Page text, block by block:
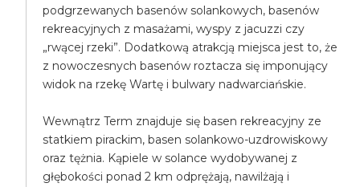
podgrzewanych basenów solankowych, basenów
rekreacyjnych z masażami, wyspy z jacuzzi czy
„rwącej rzeki”. Dodatkową atrakcją miejsca jest to, że
z nowoczesnych basenów roztacza się imponujący
widok na rzekę Wartę i bulwary nadwarciańskie.
Wewnątrz Term znajduje się basen rekreacyjny ze
statkiem pirackim, basen solankowo-uzdrowiskowy
oraz tężnia. Kąpiele w solance wydobywanej z
głębokości ponad 2 km odprężają, nawilżają i